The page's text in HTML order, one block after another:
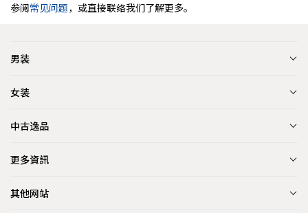
参阅常见问题，或直接联络我们了解更多。
男装
女装
中古逸品
更多資訊
其他网站